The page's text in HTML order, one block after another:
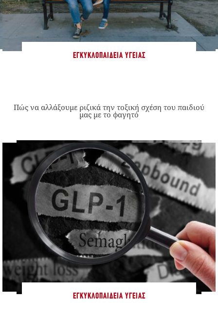
ΕΓΚΥΚΛΟΠΑΊΔΕΙΑ ΥΓΕΊΑΣ
Πώς να αλλάξουμε ριζικά την τοξική σχέση του παιδιού
μας με το φαγητό
ΕΓΚΥΚΛΟΠΑΊΔΕΙΑ ΥΓΕΊΑΣ